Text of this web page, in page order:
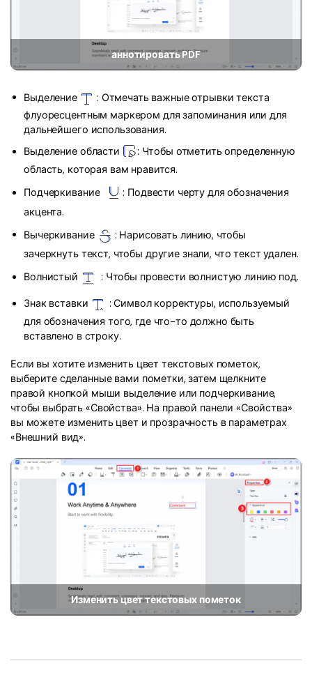
Новый PDFelement 12умнее, быстрее,
проще
От AI-функций до пакетных инструментов: новый
PDFelement делает работу с PDF еще удобнее.
Скачать бесплатно
Скрыть фрагменты PDF
Извлечение данных из PDF
Поделиться PDF
Комплексные решения
Преподавание
Юриспруденция
Здравоохранение
Финансы
Правительство
Издательство
Фрилансер
Все Функции PDF
Канал на YouTube
Сообщество ВКонтактеаннотировать PDF
Выделение
: Отмечать важные отрывки текста
флуоресцентным маркером для запоминания или для
дальнейшего использования.
Выделение области
: Чтобы отметить определенную
область, которая вам нравится.
Подчеркивание
: Подвести черту для обозначения
акцента.
Вычеркивание
: Нарисовать линию, чтобы
зачеркнуть текст, чтобы другие знали, что текст удален.
Волнистый
: Чтобы провести волнистую линию под.
Знак вставки
: Символ корректуры, используемый
для обозначения того, где что-то должно быть
вставлено в строку.
Если вы хотите изменить цвет текстовых пометок,
выберите сделанные вами пометки, затем щелкните
правой кнопкой мыши выделение или подчеркивание,
чтобы выбрать «Свойства». На правой панели «Свойства»
вы можете изменить цвет и прозрачность в параметрах
«Внешний вид».
Изменить цвет текстовых пометок